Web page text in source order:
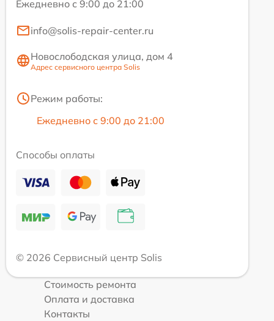
Ежедневно с 9:00 до 21:00
info@solis-repair-center.ru
Новослободская улица, дом 4
Адрес сервисного центра Solis
Режим работы:
Ежедневно с 9:00 до 21:00
Способы оплаты
© 2026 Сервисный центр Solis
Стоимость ремонта
Оплата и доставка
Контакты